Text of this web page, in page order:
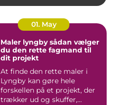
01. May
Maler lyngby sådan vælger
du den rette fagmand til
dit projekt
At finde den rette maler i
Lyngby kan gøre hele
forskellen på et projekt, der
trækker ud og skuffer,...